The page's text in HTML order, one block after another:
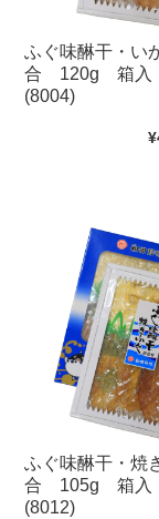
ふぐ味醂干・い
合 120g 箱
(8004)
ふぐ味醂干・焼
合 105g 箱
(8012)